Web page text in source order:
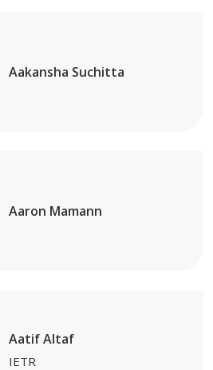
Aakansha Suchitta
Aaron Mamann
Aatif Altaf
IETR